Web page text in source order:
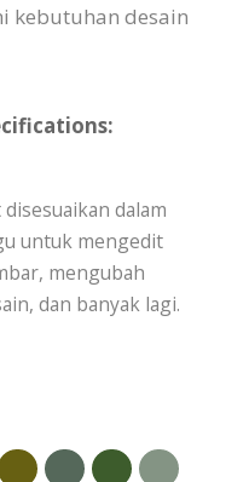
kebutuhan desain
dalam
untuk mengedit
mengubah
dan banyak lagi.